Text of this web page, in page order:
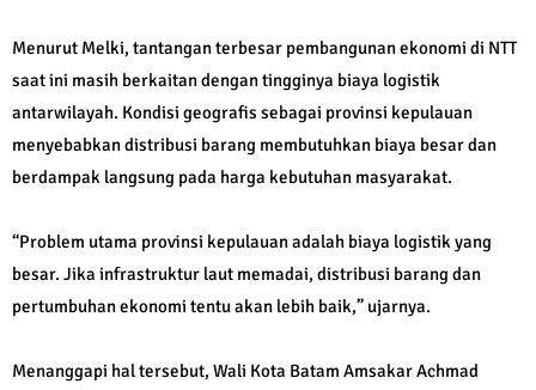
Menurut Melki, tantangan terbesar pembangunan ekonomi di NTT
saat ini masih berkaitan dengan tingginya biaya logistik
antarwilayah. Kondisi geografis sebagai provinsi kepulauan
menyebabkan distribusi barang membutuhkan biaya besar dan
berdampak langsung pada harga kebutuhan masyarakat.
“Problem utama provinsi kepulauan adalah biaya logistik yang
besar. Jika infrastruktur laut memadai, distribusi barang dan
pertumbuhan ekonomi tentu akan lebih baik,” ujarnya.
Menanggapi hal tersebut, Wali Kota Batam Amsakar Achmad